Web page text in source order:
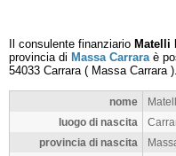
Il consulente finanziario Matelli
provincia di Massa Carraraè
54033 Carrara( Massa Carrara).
nome
luogo di nascita
provincia di nascita